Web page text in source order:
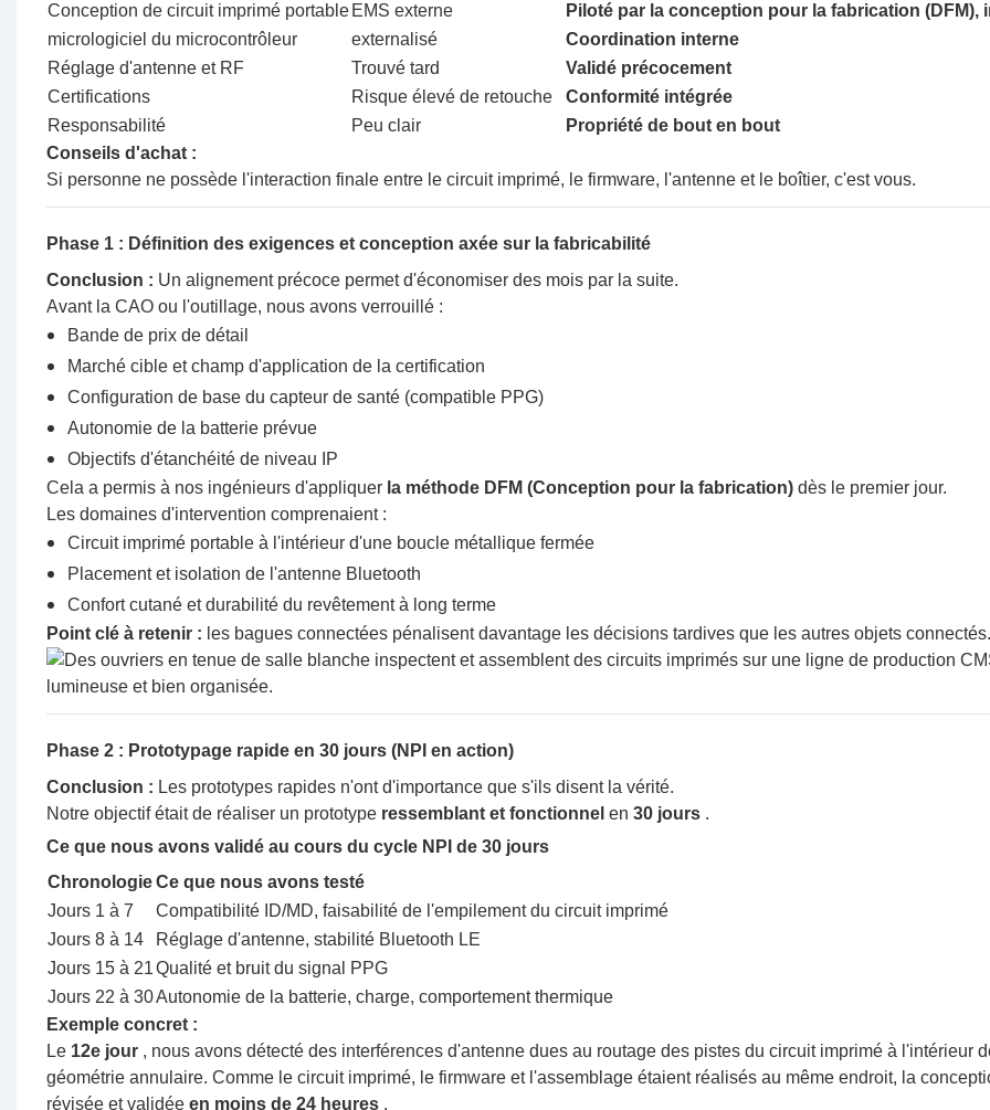
Conception de circuit imprimé portable EMS externe
Piloté par la conception pour la fabrication (DFM),
micrologiciel du microcontrôleur
externalisé
Coordination interne
Réglage d'antenne et RF
Trouvé tard
Validé précocement
Certifications
Risque élevé de retouche
Conformité intégrée
Responsabilité
Peu clair
Propriété de bout en bout
Conseils d'achat :
Si personne ne possède l'interaction finale entre le circuit imprimé, le firmware, l'antenne et le boîtier, c'est vous.
Phase 1 : Définition des exigences et conception axée sur la fabricabilité
Conclusion : Un alignement précoce permet d'économiser des mois par la suite.
Avant la CAO ou l'outillage, nous avons verrouillé :
Bande de prix de détail
Marché cible et champ d'application de la certification
Configuration de base du capteur de santé (compatible PPG)
Autonomie de la batterie prévue
Objectifs d'étanchéité de niveau IP
Cela a permis à nos ingénieurs d'appliquer la méthode DFM (Conception pour la fabrication)dès le premier jour.
Les domaines d'intervention comprenaient :
Circuit imprimé portable à l'intérieur d'une boucle métallique fermée
Placement et isolation de l'antenne Bluetooth
Confort cutané et durabilité du revêtement à long terme
Point clé à retenir : les bagues connectées pénalisent davantage les décisions tardives que les autres objets connectés.
Phase 2 : Prototypage rapide en 30 jours (NPI en action)
Conclusion : Les prototypes rapides n'ont d'importance que s'ils disent la vérité.
Notre objectif était de réaliser un prototype ressemblant et fonctionnel en 30 jours.
Ce que nous avons validé au cours du cycle NPI de 30 jours
ChronologieCe que nous avons testé
Jours 1 à 7
Compatibilité ID/MD, faisabilité de l'empilement du circuit imprimé
Jours 8 à 14
Réglage d'antenne, stabilité Bluetooth LE
Jours 15 à 21Qualité et bruit du signal PPG
Jours 22 à 30Autonomie de la batterie, charge, comportement thermique
Exemple concret :
Le 12e jour, nous avons détecté des interférences d'antenne dues au routage des pistes du circuit imprimé à l'intérieur
géométrie annulaire. Comme le circuit imprimé, le firmware et l'assemblage étaient réalisés au même endroit, la
révisée et validée en moins de 24 heures.